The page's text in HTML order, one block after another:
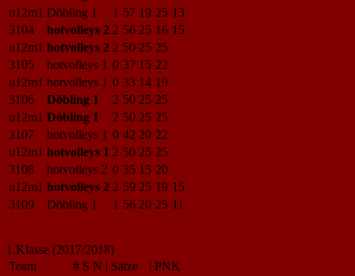
u12m1 Döbling 1 1 57 19 25 13
3104
hotvolleys 2 2 56 25 16 15
u12m1 hotvolleys 2 2 50 25 25
3105
hotvolleys 1 0 37 15 22
u12m1 hotvolleys 1 0 33 14 19
3106
Döbling 1 2 50 25 25
u12m1 Döbling 1 2 50 25 25
3107
hotvolleys 1 0 42 20 22
u12m1 hotvolleys 1 2 50 25 25
3108
hotvolleys 2 0 35 15 20
u12m1 hotvolleys 2 2 59 25 19 15
3109
Döbling 1 1 56 20 25 11
1.Klasse (2017/2018)
Team
# S N | Sätze | PNK